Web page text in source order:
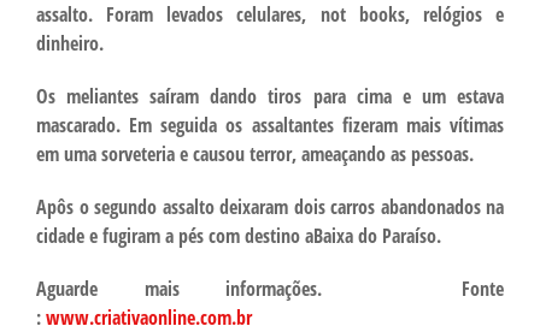
assalto. Foram levados celulares, not books, relógios e
dinheiro.
Os meliantes saíram dando tiros para cima e um estava
mascarado. Em seguida os assaltantes fizeram mais vítimas
em uma sorveteria e causou terror, ameaçando as pessoas.
Apôs o segundo assalto deixaram dois carros abandonados na
cidade e fugiram a pés com destino aBaixa do Paraíso.
Aguarde mais informações. Fonte
:www.criativaonline.com.br